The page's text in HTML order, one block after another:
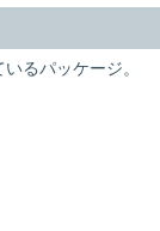
るパッケージ。